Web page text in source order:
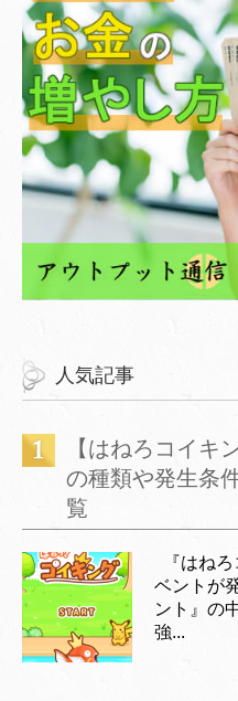
人気記事
【はねろコイキ
の種類や発生条
覧
『はねろ
ベントが
ント』の
強...